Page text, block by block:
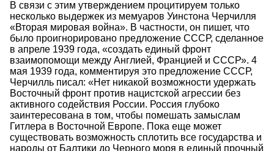
В связи с этим утверждением процитируем только
несколько выдержек из мемуаров Уинстона Черчилля
«Вторая мировая война». В частности, он пишет, что
было проигнорировано предложение СССР, сделанное
в апреле 1939 года, «создать единый фронт
взаимопомощи между Англией, Францией и СССР». 4
мая 1939 года, комментируя это предложение СССР,
Черчилль писал: «Нет никакой возможности удержать
Восточный фронт против нацистской агрессии без
активного содействия России. Россия глубоко
заинтересована в том, чтобы помешать замыслам
Гитлера в Восточной Европе. Пока еще может
существовать возможность сплотить все государства и
народы от Балтики до Черного моря в единый прочный